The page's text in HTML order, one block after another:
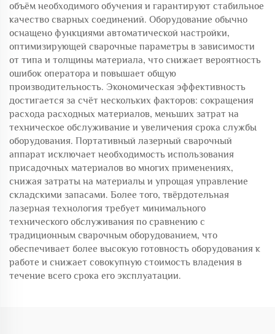
объём необходимого обучения и гарантируют стабильное
качество сварных соединений. Оборудование обычно
оснащено функциями автоматической настройки,
оптимизирующей сварочные параметры в зависимости
от типа и толщины материала, что снижает вероятность
ошибок оператора и повышает общую
производительность. Экономическая эффективность
достигается за счёт нескольких факторов: сокращения
расхода расходных материалов, меньших затрат на
техническое обслуживание и увеличения срока службы
оборудования. Портативный лазерный сварочный
аппарат исключает необходимость использования
присадочных материалов во многих применениях,
снижая затраты на материалы и упрощая управление
складскими запасами. Более того, твёрдотельная
лазерная технология требует минимального
технического обслуживания по сравнению с
традиционным сварочным оборудованием, что
обеспечивает более высокую готовность оборудования к
работе и снижает совокупную стоимость владения в
течение всего срока его эксплуатации.